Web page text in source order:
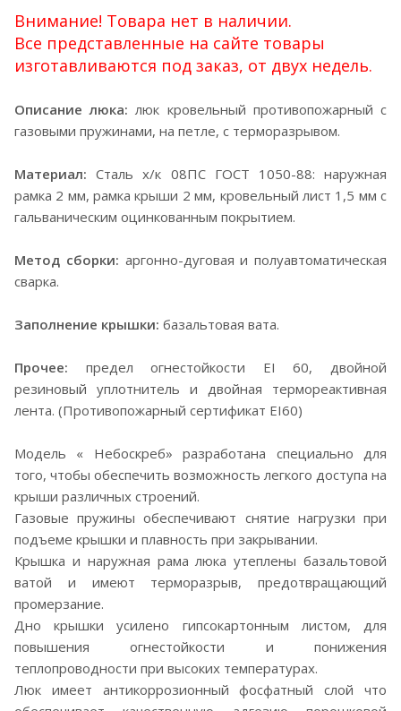
Внимание! Товара нет в наличии.
Все представленные на сайте товары
изготавливаются под заказ, от двух недель.
Описание люка: люк кровельный противопожарный с
газовыми пружинами, на петле, с терморазрывом.
Материал: Сталь х/к 08ПС ГОСТ 1050-88: наружная
рамка 2 мм, рамка крыши 2 мм, кровельный лист 1,5 мм с
гальваническим оцинкованным покрытием.
Метод сборки: аргонно-дуговая и полуавтоматическая
сварка.
Заполнение крышки: базальтовая вата.
Прочее: предел огнестойкости EI 60, двойной
резиновый уплотнитель и двойная термореактивная
лента. (Противопожарный сертификат EI60)
Модель « Небоскреб» разработана специально для
того, чтобы обеспечить возможность легкого доступа на
крыши различных строений.
Газовые пружины обеспечивают снятие нагрузки при
подъеме крышки и плавность при закрывании.
Крышка и наружная рама люка утеплены базальтовой
ватой и имеют терморазрыв, предотвращающий
промерзание.
Дно крышки усилено гипсокартонным листом, для
повышения огнестойкости и понижения
теплопроводности при высоких температурах.
Люк имеет антикоррозионный фосфатный слой что